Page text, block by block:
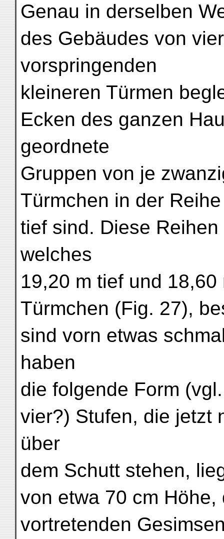
Genau in derselben
des Gebäudes von
vorspringenden
kleineren Türmen
Ecken des ganzen
geordnete
Gruppen von je
Türmchen in der
tief sind. Diese
welches
19,20 m tief und
Türmchen (Fig. 27),
sind vorn etwas
haben
die folgende Form
vier?) Stufen, die jetzt
über
dem Schutt stehen,
von etwa 70 cm
vortretenden